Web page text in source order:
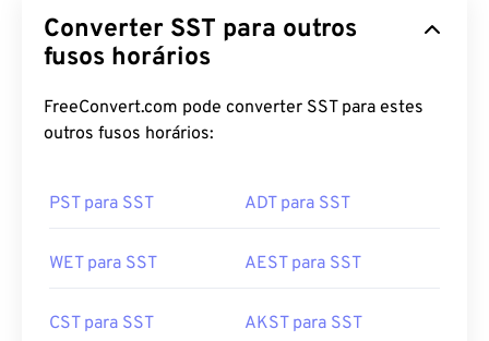
Converter SST para outros
fusos horários
FreeConvert.com pode converter SST para estes
outros fusos horários:
PST para SST ADT para SST
WET para SST AEST para SST
CST para SST AKST para SST